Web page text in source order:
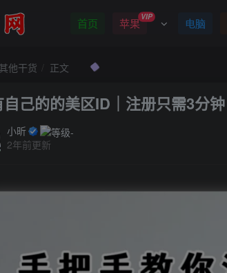
首页 苹果VIP 电脑
其他干货 正文
己的的美区ID｜注册只需3分钟
小昕
2年前更新